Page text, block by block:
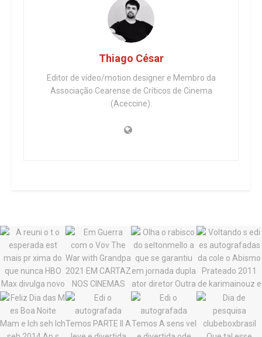
Thiago César
Editor de vídeo/motion designer e Membro da
Associação Cearense de Críticos de Cinema
(Aceccine).